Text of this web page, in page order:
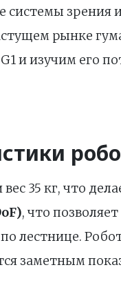
зрения
рынке
и изучим его
35 кг, что
, что
лестнице.
заметным